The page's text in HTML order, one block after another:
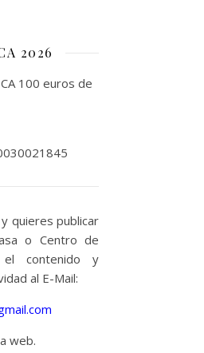
2026
100 euros de
quieres publicar
o Centro de
el contenido y
al E-Mail:
web.